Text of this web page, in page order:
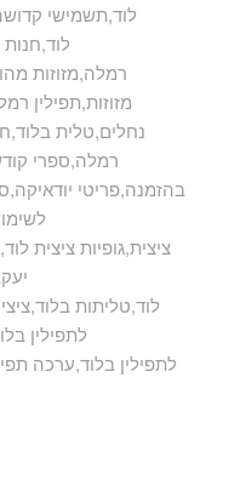
לוד,תשמישי
רמלה,מזוזות
מזוזות,תפילין
נחלים,טלית
רמלה,ספרי
בהזמנה,פריטי
ציצית,גופיות ציצית
לוד,טליתות
לתפילין
לתפילין בלוד,ערכה